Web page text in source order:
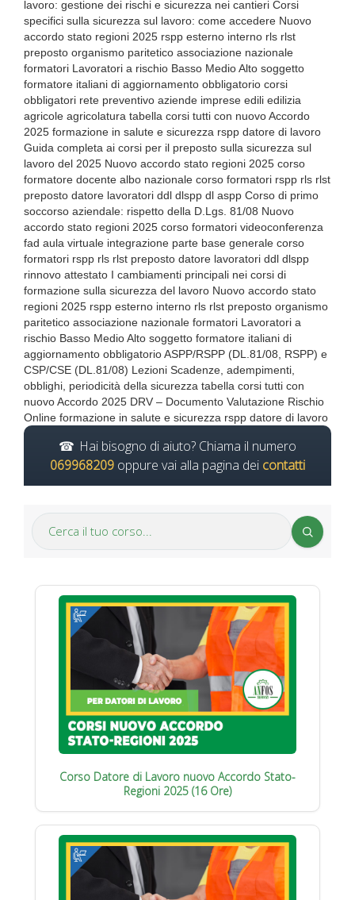
lavoro: gestione dei rischi e sicurezza nei cantieri Corsi
specifici sulla sicurezza sul lavoro: come accedere Nuovo
accordo stato regioni 2025 rspp esterno interno rls rlst
preposto organismo paritetico associazione nazionale
formatori Lavoratori a rischio Basso Medio Alto soggetto
formatore italiani di aggiornamento obbligatorio corsi
obbligatori rete preventivo aziende imprese edili edilizia
agricole agricolatura tabella corsi tutti con nuovo Accordo
2025 formazione in salute e sicurezza rspp datore di lavoro
Guida completa ai corsi per il preposto sulla sicurezza sul
lavoro del 2025 Nuovo accordo stato regioni 2025 corso
formatore docente albo nazionale corso formatori rspp rls rlst
preposto datore lavoratori ddl dlspp dl aspp Corso di primo
soccorso aziendale: rispetto della D.Lgs. 81/08 Nuovo
accordo stato regioni 2025 corso formatori videoconferenza
fad aula virtuale integrazione parte base generale corso
formatori rspp rls rlst preposto datore lavoratori ddl dlspp
rinnovo attestato I cambiamenti principali nei corsi di
formazione sulla sicurezza del lavoro Nuovo accordo stato
regioni 2025 rspp esterno interno rls rlst preposto organismo
paritetico associazione nazionale formatori Lavoratori a
rischio Basso Medio Alto soggetto formatore italiani di
aggiornamento obbligatorio ASPP/RSPP (DL.81/08, RSPP) e
CSP/CSE (DL.81/08) Lezioni Scadenze, adempimenti,
obblighi, periodicità della sicurezza tabella corsi tutti con
nuovo Accordo 2025 DRV – Documento Valutazione Rischio
Online formazione in salute e sicurezza rspp datore di lavoro
Hai bisogno di aiuto? Chiama il numero
069968209 oppure vai alla pagina dei contatti
Corso Datore di Lavoro nuovo Accordo Stato-
Regioni 2025 (16 Ore)